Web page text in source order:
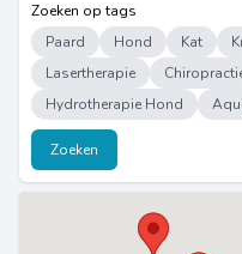
Zoeken op tags
Paard
Hond Kat
Lasertherapie
Hydrotherapie Hond
Zoeken